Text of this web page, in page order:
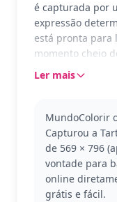
é capturada por
expressão
está pronta para
momento cheio
imaginar novas
contra o mal.
sua bravura e
cena, também
das Tartarugas
ação.
Ler mais
MundoColorir
Capturou a
de 569 × 796
vontade para
online
grátis e fácil.